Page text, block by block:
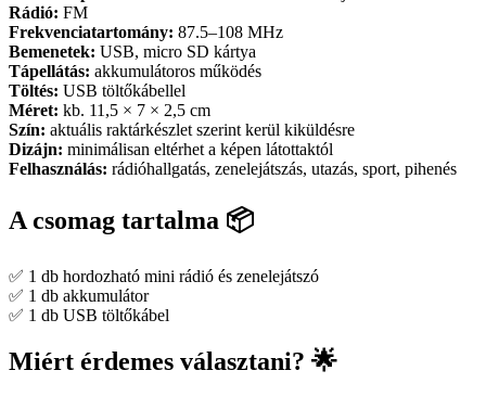
Rádió: FM
Frekvenciatartomány: 87.5–108 MHz
Bemenetek: USB, micro SD kártya
Tápellátás: akkumulátoros működés
Töltés: USB töltőkábellel
Méret: kb. 11,5 × 7 × 2,5 cm
Szín: aktuális raktárkészlet szerint kerül kiküldésre
Dizájn: minimálisan eltérhet a képen látottaktól
Felhasználás: rádióhallgatás, zenelejátszás, utazás, sport, pihenés
A csomag tartalma 📦
✅ 1 db hordozható mini rádió és zenelejátszó
✅ 1 db akkumulátor
✅ 1 db USB töltőkábel
Miért érdemes választani? 🌟